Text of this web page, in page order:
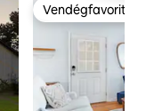
Vendégfavorit
Vendégfavorit